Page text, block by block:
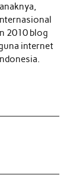
2010 blog
internet